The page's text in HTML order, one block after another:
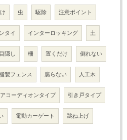
虫 駆除 注意ポイント
タイ インターロッキング 土
目隠し 柵 置くだけ 倒れない
製フェンス 腐らない 人工木
アコーディオンタイプ 引き戸タイプ
電動カーゲート 跳ね上げ